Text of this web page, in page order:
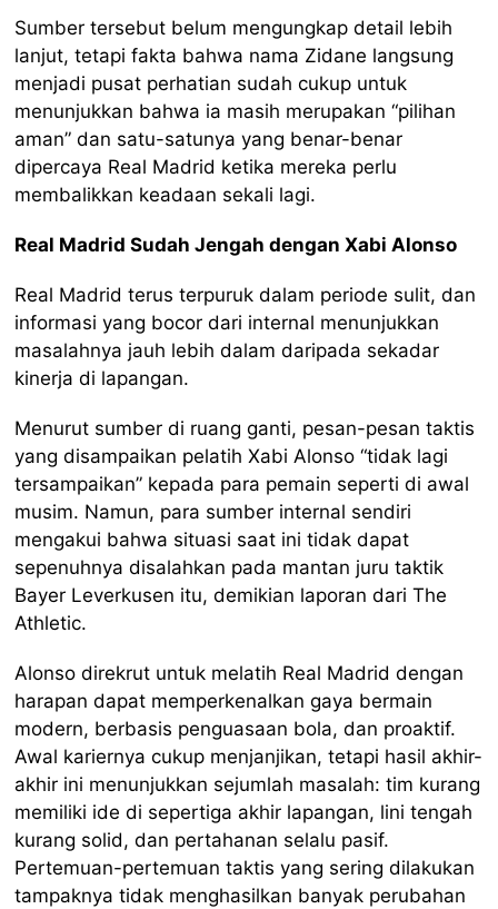
Sumber tersebut belum mengungkap detail lebih
lanjut, tetapi fakta bahwa nama Zidane langsung
menjadi pusat perhatian sudah cukup untuk
menunjukkan bahwa ia masih merupakan “pilihan
aman” dan satu-satunya yang benar-benar
dipercaya Real Madrid ketika mereka perlu
membalikkan keadaan sekali lagi.
Real Madrid Sudah Jengah dengan Xabi Alonso
Real Madrid terus terpuruk dalam periode sulit, dan
informasi yang bocor dari internal menunjukkan
masalahnya jauh lebih dalam daripada sekadar
kinerja di lapangan.
Menurut sumber di ruang ganti, pesan-pesan taktis
yang disampaikan pelatih Xabi Alonso “tidak lagi
tersampaikan” kepada para pemain seperti di awal
musim. Namun, para sumber internal sendiri
mengakui bahwa situasi saat ini tidak dapat
sepenuhnya disalahkan pada mantan juru taktik
Bayer Leverkusen itu, demikian laporan dari The
Athletic.
Alonso direkrut untuk melatih Real Madrid dengan
harapan dapat memperkenalkan gaya bermain
modern, berbasis penguasaan bola, dan proaktif.
Awal kariernya cukup menjanjikan, tetapi hasil akhir-
akhir ini menunjukkan sejumlah masalah: tim kurang
memiliki ide di sepertiga akhir lapangan, lini tengah
kurang solid, dan pertahanan selalu pasif.
Pertemuan-pertemuan taktis yang sering dilakukan
tampaknya tidak menghasilkan banyak perubahan